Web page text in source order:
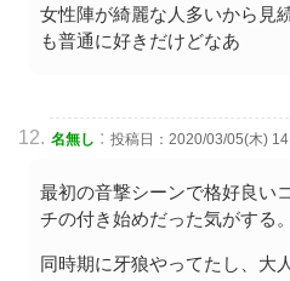
女性陣が綺麗な人多いから見
も普通に好きだけどなあ
名無し : 投稿日：2020/03/05(木)
最初の音撃シーンで格好良い
チの付き始めだった気がする。
同時期に牙狼やってたし、大